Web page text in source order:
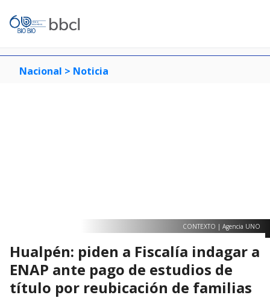
Nacional > Noticia
CONTEXTO | Agencia UNO
Hualpén: piden a Fiscalía indagar a
ENAP ante pago de estudios de
título por reubicación de familias